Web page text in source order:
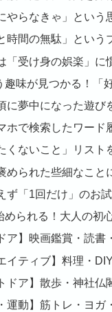
やらなきゃ」という
時間の無駄」という
「受け身の娯楽」に
趣味が見つかる！「
に夢中になった遊び
ホで検索したワード
くないこと」リス
められた些細なこと
ず「1回だけ」のお
められる！大人の初
ア】映画鑑賞・読書
イティブ】料理・
ドア】散歩・神社
運動】筋トレ・ヨガ